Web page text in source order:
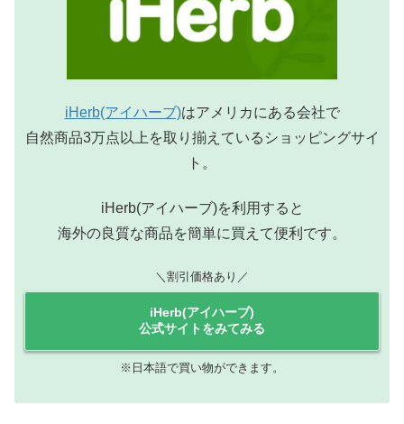
iHerb(アイハーブ)はアメリカにある会社で
自然商品3万点以上を取り揃えているショッピングサイ
ト。
iHerb(アイハーブ)を利用すると
海外の良質な商品を簡単に買えて便利です。
＼割引価格あり／
iHerb(アイハーブ)
公式サイトをみてみる
※日本語で買い物ができます。